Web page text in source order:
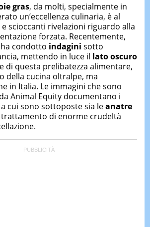
LE
OGGI
creazione di contenuti in ottica SEO e
di strategie marketing attraverso
gras, da molti, specialmente in
un’eccellenza culinaria, è al
scioccanti rivelazioni riguardo alla
forzata. Recentemente,
condotto indagini sotto
mettendo in luce il lato oscuro
di questa prelibatezza alimentare,
della cucina oltralpe, ma
in Italia. Le immagini che sono
Animal Equity documentano i
cui sono sottoposte sia leanatre
di enorme crudeltà